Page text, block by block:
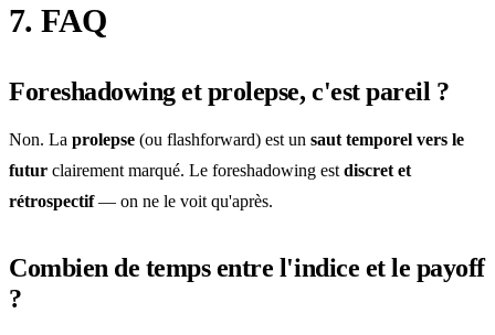
7. FAQ
Foreshadowing et prolepse, c'est pareil ?
Non. La prolepse (ou flashforward) est un saut temporel vers le
futur clairement marqué. Le foreshadowing est discret et
rétrospectif— on ne le voit qu'après.
Combien de temps entre l'indice et le payoff
?